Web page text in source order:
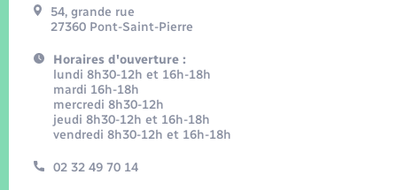
54, grande rue
27360 Pont-Saint-Pierre
Horaires d'ouverture :
lundi 8h30-12h et 16h-18h
mardi 16h-18h
mercredi 8h30-12h
jeudi 8h30-12h et 16h-18h
vendredi 8h30-12h et 16h-18h
02 32 49 70 14